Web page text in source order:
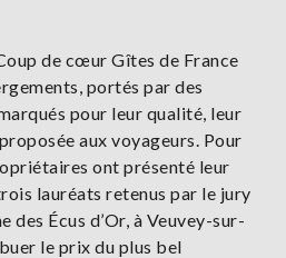
de cœur Gîtes de France
portés par des
pour leur qualité, leur
aux voyageurs. Pour
ont présenté leur
lauréats retenus par le jury
des Écus d’Or, à Veuvey-sur-
le prix du plus bel